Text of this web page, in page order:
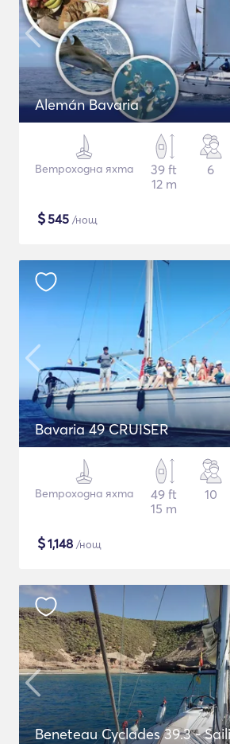
Alemán Bavaria
Ветроходна яхта
39 ft
12 m
6
$545 /нощ
Bavaria 49 CRUISER
Ветроходна яхта
49 ft
15 m
10
$1,148 /нощ
Beneteau Cyclades 39.3 -